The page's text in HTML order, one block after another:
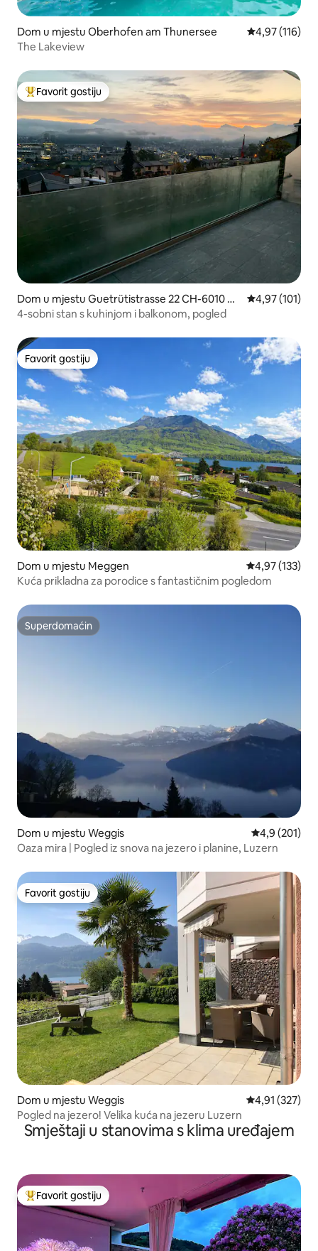
Dom u mjestu Oberhofen am Thunersee Prosječna
4,97 (116)
The Lakeview
Glavni favorit gostiju
Favorit gostiju
Dom u mjestu Guetrütistrasse 22 CH-6010 Kri
ens SWITZERLAND
Prosječna
4,97 (101)
4-sobni stan s kuhinjom i balkonom, pogled
Favorit gostiju
Favorit gostiju
Dom u mjestu Meggen Prosječna
4,97 (133)
Kuća prikladna za porodice s fantastičnim pogledom
Superdomaćin
Superdomaćin
Dom u mjestu Weggis Prosječna
4,9 (201)
Oaza mira | Pogled iz snova na jezero i planine, Luzern
Favorit gostiju
Favorit gostiju
Dom u mjestu Weggis Prosječna
4,91 (327)
Pogled na jezero! Velika kuća na jezeru Luzern
Smještaji u stanovima s klima uređajem
Glavni favorit gostiju
Favorit gostiju